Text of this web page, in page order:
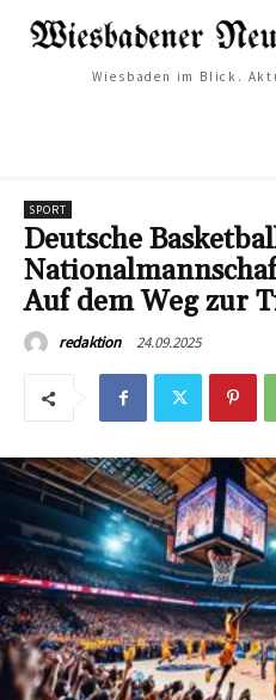
Wiesbaden im Blick.
SPORT
Deutsche
Auf dem Weg zur
redaktion 24.09.2025